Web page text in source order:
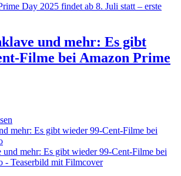
Day 2025 findet ab 8. Juli statt – erste
und mehr: Es gibt
Filme bei Amazon Prime
mehr: Es gibt wieder 99-Cent-Filme bei